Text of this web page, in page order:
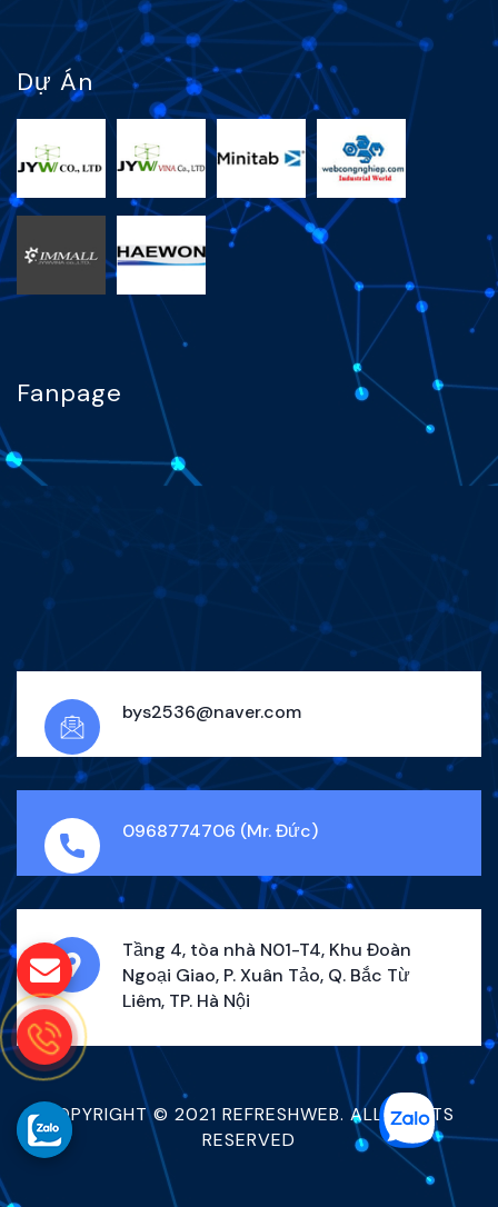
Dự Án
Fanpage
bys2536@naver.com
0968774706 (Mr. Đức)
Tầng 4, tòa nhà N01-T4, Khu Đoàn
Ngoại Giao, P. Xuân Tảo, Q. Bắc Từ
Liêm, TP. Hà Nội
COPYRIGHT © 2021 REFRESHWEB. ALL RIGHTS
RESERVED